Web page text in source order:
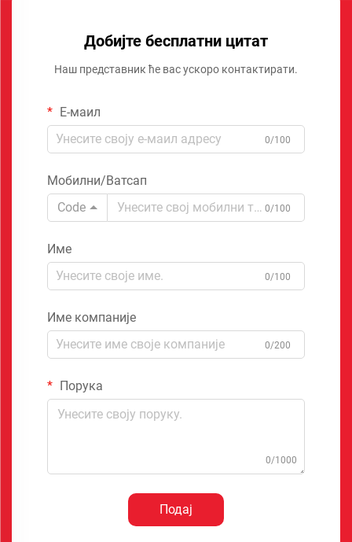
Добијте бесплатни цитат
Наш представник ће вас ускоро контактирати.
Е-маил
0/100
Мобилни/Ватсап
Code
0/100
Име
0/100
Име компаније
0/200
Порука
0/1000
Подај